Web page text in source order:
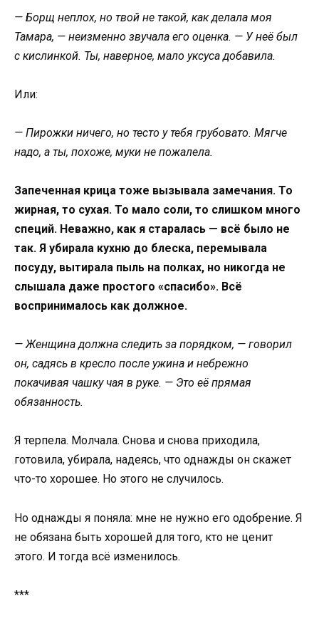
— Борщ неплох, но твой не такой, как делала моя
Тамара, — неизменно звучала его оценка. — У неё был
с кислинкой. Ты, наверное, мало уксуса добавила.
Или:
— Пирожки ничего, но тесто у тебя грубовато. Мягче
надо, а ты, похоже, муки не пожалела.
Запеченная крица тоже вызывала замечания. То
жирная, то сухая. То мало соли, то слишком много
специй. Неважно, как я старалась — всё было не
так. Я убирала кухню до блеска, перемывала
посуду, вытирала пыль на полках, но никогда не
слышала даже простого «спасибо». Всё
воспринималось как должное.
— Женщина должна следить за порядком, — говорил
он, садясь в кресло после ужина и небрежно
покачивая чашку чая в руке. — Это её прямая
обязанность.
Я терпела. Молчала. Снова и снова приходила,
готовила, убирала, надеясь, что однажды он скажет
что-то хорошее. Но этого не случилось.
Но однажды я поняла: мне не нужно его одобрение. Я
не обязана быть хорошей для того, кто не ценит
этого. И тогда всё изменилось.
***